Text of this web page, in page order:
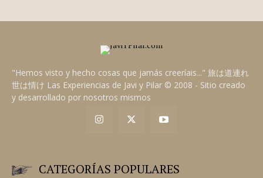
"Hemos visto y hecho cosas que jamás creeríais..." 旅は道連れ
世は情け Las Experiencias de Javi y Pilar © 2008 - Sitio creado
y desarrollado por nosotros mismos
CATEGORÍAS POPULARES